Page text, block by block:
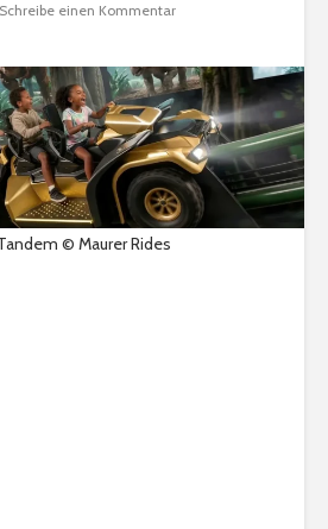
Schreibe einen Kommentar
© Maurer Rides